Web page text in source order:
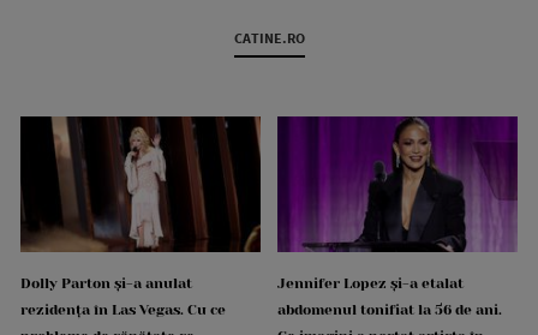
CATINE.RO
Dolly Parton și-a anulat
rezidența în Las Vegas. Cu ce
Jennifer Lopez și-a etalat
abdomenul tonifiat la 56 de ani.